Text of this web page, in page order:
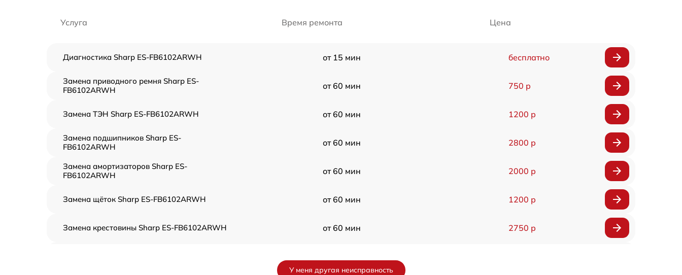
Услуга Время ремонта Цена
Диагностика Sharp ES-FB6102ARWH от 15 мин бесплатно
Замена приводного ремня Sharp ES-
FB6102ARWH
от 60 мин 750 р
Замена ТЭН Sharp ES-FB6102ARWH от 60 мин 1200 р
Замена подшипников Sharp ES-
FB6102ARWH
от 60 мин 2800 р
Замена амортизаторов Sharp ES-
FB6102ARWH
от 60 мин 2000 р
Замена щёток Sharp ES-FB6102ARWH от 60 мин 1200 р
Замена крестовины Sharp ES-FB6102ARWH от 60 мин 2750 р
У меня другая неисправность